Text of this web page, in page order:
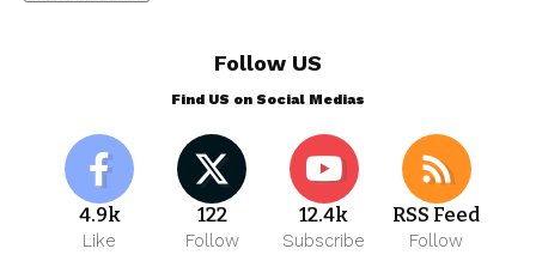
Follow US
Find US on Social Medias
4.9k
Like
122
Follow
12.4k
Subscribe
RSS Feed
Follow